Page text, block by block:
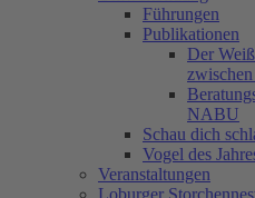
Führungen
Publikationen
Der
NABU
Schau dich
Vogel des
Veranstaltungen
Loburger